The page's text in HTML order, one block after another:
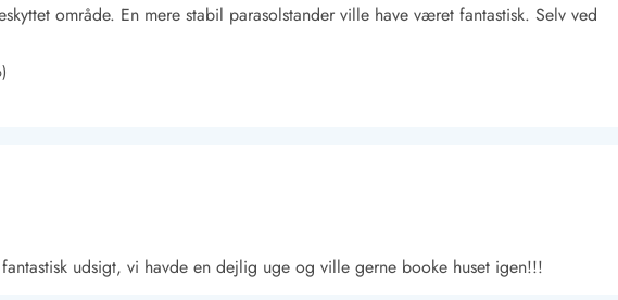
område. En mere stabil parasolstander ville have været fantastisk. Selv ved
udsigt, vi havde en dejlig uge og ville gerne booke huset igen!!!